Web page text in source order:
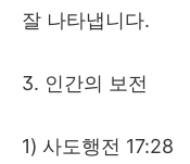
잘 나타냅니다.
3. 인간의 보전
1) 사도행전 17:28